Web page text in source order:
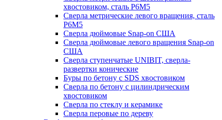
хвостовиком, сталь Р6М5
Сверла метрические левого вращения, сталь
Р6М5
Сверла дюймовые Snap-on США
Сверла дюймовые левого вращения Snap-on
США
Сверла ступенчатые UNIBIT, сверла-
развертки конические
Буры по бетону с SDS хвостовиком
Сверла по бетону с цилиндрическим
хвостовиком
Сверла по стеклу и керамике
Сверла перовые по дереву